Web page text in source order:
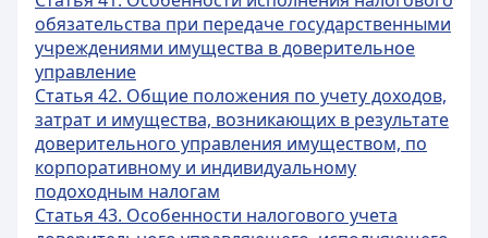
обязательства при передаче государственными
учреждениями имущества в доверительное
управление
Статья 42. Общие положения по учету доходов,
затрат и имущества, возникающих в результате
доверительного управления имуществом, по
корпоративному и индивидуальному
подоходным налогам
Статья 43. Особенности налогового учета